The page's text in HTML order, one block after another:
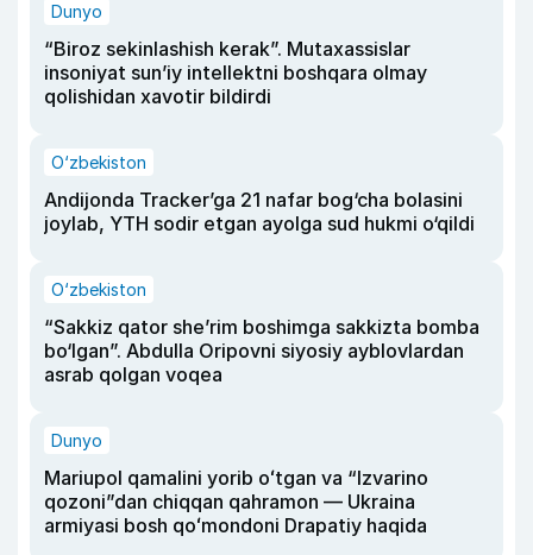
Dunyo
“Biroz sekinlashish kerak”. Mutaxassislar
insoniyat sun’iy intellektni boshqara olmay
qolishidan xavotir bildirdi
O‘zbekiston
Andijonda Tracker’ga 21 nafar bog‘cha bolasini
joylab, YTH sodir etgan ayolga sud hukmi o‘qildi
O‘zbekiston
“Sakkiz qator she’rim boshimga sakkizta bomba
bo‘lgan”. Abdulla Oripovni siyosiy ayblovlardan
asrab qolgan voqea
Dunyo
Mariupol qamalini yorib oʻtgan va “Izvarino
qozoni”dan chiqqan qahramon — Ukraina
armiyasi bosh qoʻmondoni Drapatiy haqida